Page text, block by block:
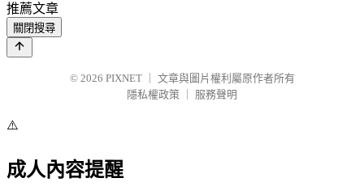
推薦文章
關閉搜尋
© 2026 PIXNET
文章與圖片權利屬原作者所有
隱私權政策
服務聲明
⚠️
成人內容提醒